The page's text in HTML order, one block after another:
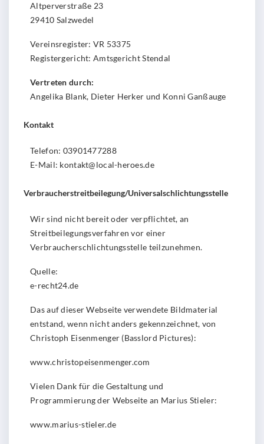
Altperverstraße 23
29410 Salzwedel
Vereinsregister: VR 53375
Registergericht: Amtsgericht Stendal
Vertreten durch:
Angelika Blank, Dieter Herker und Konni Ganßauge
Kontakt
Telefon: 03901477288
E-Mail: kontakt@local-heroes.de
Verbraucher­streit­beilegung/Universal­schlichtungs­stelle
Wir sind nicht bereit oder verpflichtet, an
Streitbeilegungsverfahren vor einer
Verbraucherschlichtungsstelle teilzunehmen.
Quelle:
e-recht24.de
Das auf dieser Webseite verwendete Bildmaterial
entstand, wenn nicht anders gekennzeichnet, von
Christoph Eisenmenger (Basslord Pictures):
www.christopeisenmenger.com
Vielen Dank für die Gestaltung und
Programmierung der Webseite an Marius Stieler:
www.marius-stieler.de